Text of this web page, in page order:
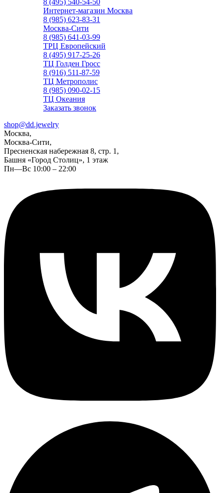
8 (495) 540-54-50
Интернет-магазин Москва
8 (985) 623-83-31
Москва-Сити
8 (985) 641-03-99
ТРЦ Европейский
8 (495) 917-25-26
ТЦ Голден Гросс
8 (916) 511-87-59
ТЦ Метрополис
8 (985) 090-02-15
ТЦ Океания
Заказать звонок
shop@dd.jewelry
Москва,
Москва-Сити,
Пресненская набережная 8, стр. 1,
Башня «Город Столиц», 1 этаж
Пн—Вс 10:00 – 22:00